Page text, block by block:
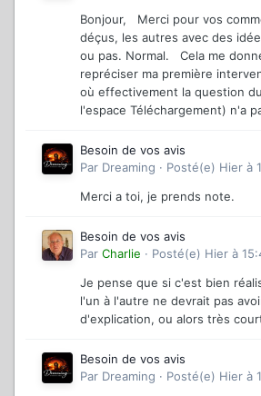
Bonjour, Merci pour vos
déçus, les autres avec des
ou pas. Normal. Cela me
repréciser ma première
où effectivement la question
l'espace Téléchargement) n'a
Besoin de vos avis
Par Dreaming · Posté(e) Hier à
Merci a toi, je prends note.
Besoin de vos avis
Par Charlie · Posté(e) Hier à
Je pense que si c'est bien
l'un à l'autre ne devrait pas
d'explication, ou alors très
Besoin de vos avis
Par Dreaming · Posté(e) Hier à